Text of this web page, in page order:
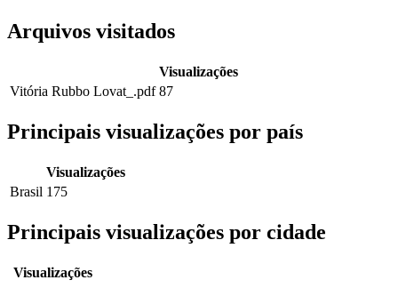
Arquivos visitados
Visualizações
Vitória Rubbo Lovat_.pdf 87
Principais visualizações por país
Visualizações
Brasil 175
Principais visualizações por cidade
Visualizações